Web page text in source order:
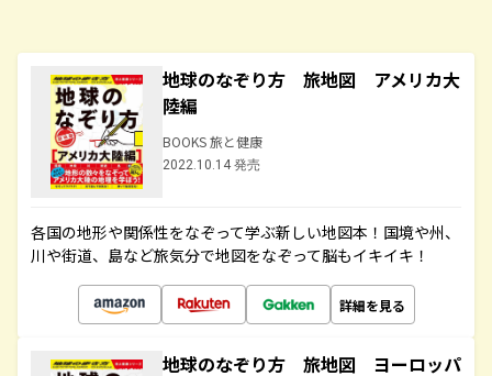
地球のなぞり方 旅地図 アメリカ大
陸編
BOOKS 旅と健康
2022.10.14 発売
各国の地形や関係性をなぞって学ぶ新しい地図本！国境や州、
川や街道、島など旅気分で地図をなぞって脳もイキイキ！
詳細を見る
地球のなぞり方 旅地図 ヨーロッパ